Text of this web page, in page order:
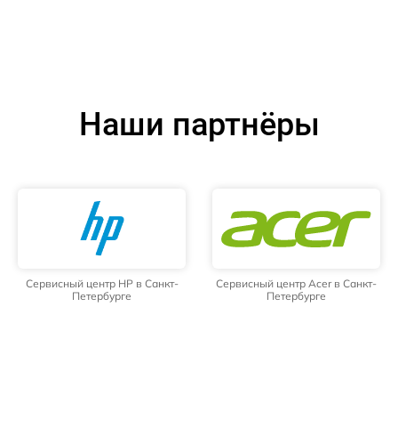
Наши партнёры
Сервисный центр HP в Санкт-
Петербурге
Сервисный центр Acer в Санкт-
Петербурге